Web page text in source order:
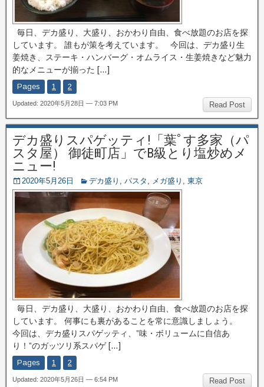
毎日、デカ盛り、大盛り、おかわり自由、食べ放題のお店を探
しています。 誰もが策を考えています。 今回は、デカ盛り生
姜焼き、ステーキ・ハンバーグ・オムライス・生姜焼きなど魅力
的なメニューが揃った […]
Pages 1 2
Read Post
Updated: 2020年5月28日 — 7:03 PM
デカ盛りスパゲッティ!「葉ﾟす多家（パ
スタ屋） 御徒町店」でB級とり塩炒めメ
ニュー!
2020年5月26日 デカ盛り , パスタ , メガ盛り , 東京
毎日、デカ盛り、大盛り、おかわり自由、食べ放題のお店を探
しています。 何事にも裏があることを常に意識しましょう。
今回は、デカ盛りスパゲッティ、”味・ボリュームに自信あ
り！”のガッツリ系スパゲ […]
Pages 1 2
Read Post
Updated: 2020年5月26日 — 6:54 PM